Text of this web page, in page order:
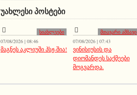
ᲣᲐᲮᲚᲔᲡᲘ ᲞᲝᲡᲢᲔᲑᲘ
სიახლეები
07/08/2026 | 08:46
მაგნეს აკლიუში პსჟ-შია!
მთავარი ამბავი
07/08/2026 | 07:43
ვინისიუსის და
დიომანდეს საქმეები
მოგვარდა.